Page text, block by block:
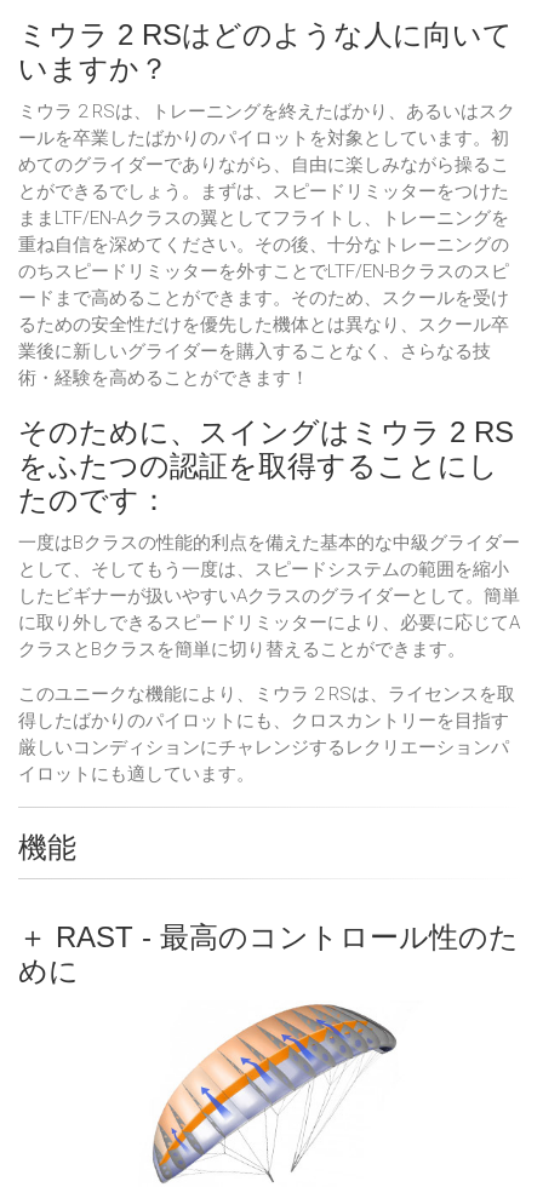
ミウラ 2 RSはどのような人に向いて
いますか？
ミウラ 2 RSは、トレーニングを終えたばかり、あるいはスク
ールを卒業したばかりのパイロットを対象としています。初
めてのグライダーでありながら、自由に楽しみながら操るこ
とができるでしょう。まずは、スピードリミッターをつけた
ままLTF/EN-Aクラスの翼としてフライトし、トレーニングを
重ね自信を深めてください。その後、十分なトレーニングの
のちスピードリミッターを外すことでLTF/EN-Bクラスのスピ
ードまで高めることができます。そのため、スクールを受け
るための安全性だけを優先した機体とは異なり、スクール卒
業後に新しいグライダーを購入することなく、さらなる技
術・経験を高めることができます！
そのために、スイングはミウラ 2 RS
をふたつの認証を取得することにし
たのです：
一度はBクラスの性能的利点を備えた基本的な中級グライダー
として、そしてもう一度は、スピードシステムの範囲を縮小
したビギナーが扱いやすいAクラスのグライダーとして。簡単
に取り外しできるスピードリミッターにより、必要に応じてA
クラスとBクラスを簡単に切り替えることができます。
このユニークな機能により、ミウラ 2 RSは、ライセンスを取
得したばかりのパイロットにも、クロスカントリーを目指す
厳しいコンディションにチャレンジするレクリエーションパ
イロットにも適しています。
機能
＋ RAST - 最高のコントロール性のた
めに